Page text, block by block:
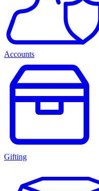
Accounts
Gifting